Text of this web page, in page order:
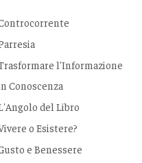
l'Informazione
Conoscenza
del Libro
o Esistere?
e Benessere